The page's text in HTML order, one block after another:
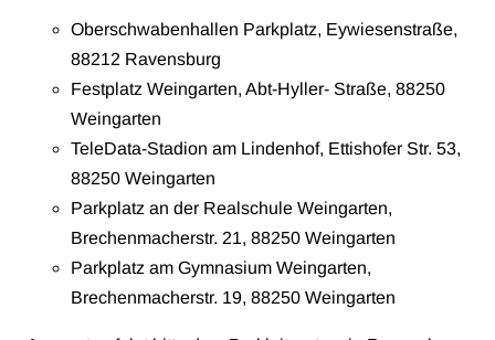
Oberschwabenhallen Parkplatz, Eywiesenstraße,
88212 Ravensburg
Festplatz Weingarten, Abt-Hyller- Straße, 88250
Weingarten
TeleData-Stadion am Lindenhof, Ettishofer Str. 53,
88250 Weingarten
Parkplatz an der Realschule Weingarten,
Brechenmacherstr. 21, 88250 Weingarten
Parkplatz am Gymnasium Weingarten,
Brechenmacherstr. 19, 88250 Weingarten